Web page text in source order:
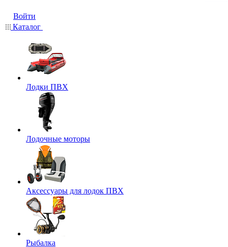
Войти
Каталог
Лодки ПВХ
Лодочные моторы
Аксессуары для лодок ПВХ
Рыбалка